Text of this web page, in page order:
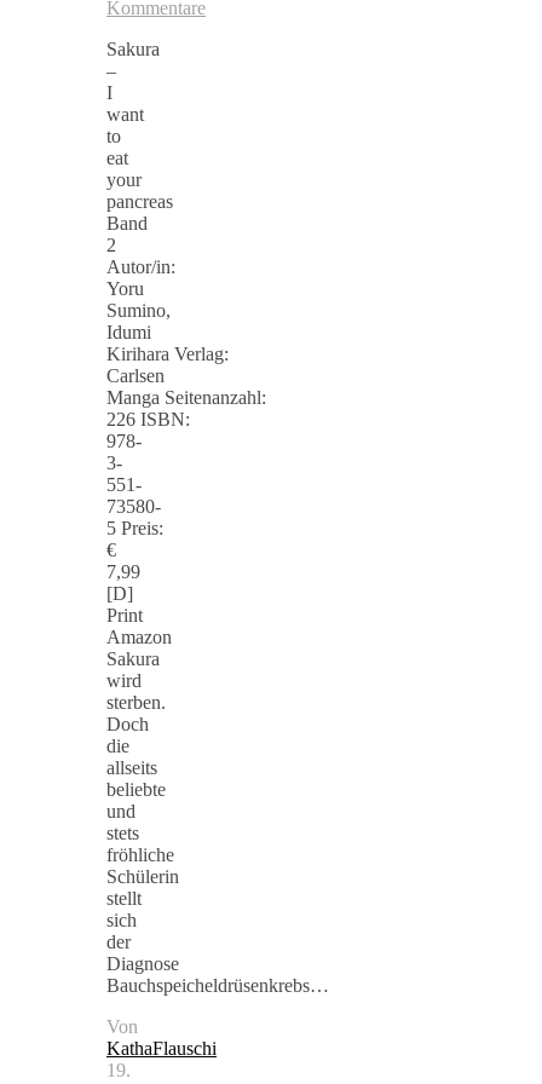
Kommentare
Sakura
–
I
want
to
eat
your
pancreas
Band
2
Autor/in:
Yoru
Sumino,
Idumi
Kirihara Verlag:
Carlsen
Manga Seitenanzahl:
226 ISBN:
978-
3-
551-
73580-
5 Preis:
€
7,99
[D]
Print
Amazon
Sakura
wird
sterben.
Doch
die
allseits
beliebte
und
stets
fröhliche
Schülerin
stellt
sich
der
Diagnose
Bauchspeicheldrüsenkrebs…
Von
KathaFlauschi
19.